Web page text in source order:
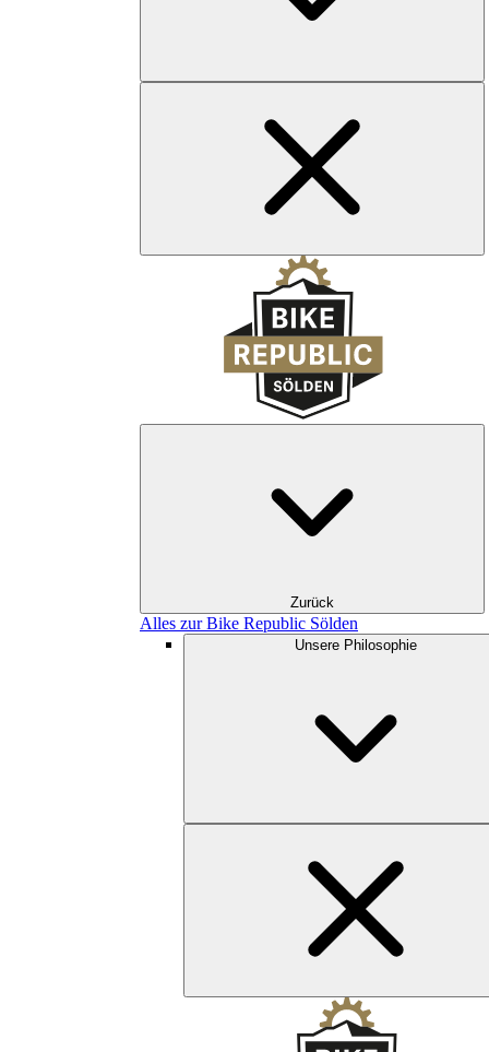
Zurück
Alles zur Bike Republic Sölden
Unsere Philosophie